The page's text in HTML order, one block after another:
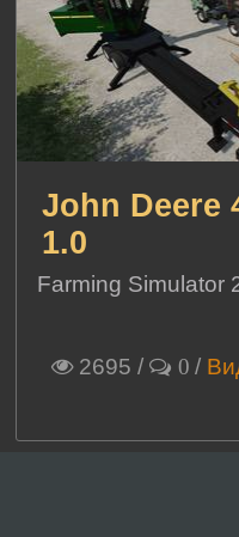
John Deere
1.0
Farming Simulator
2695 / 0 /